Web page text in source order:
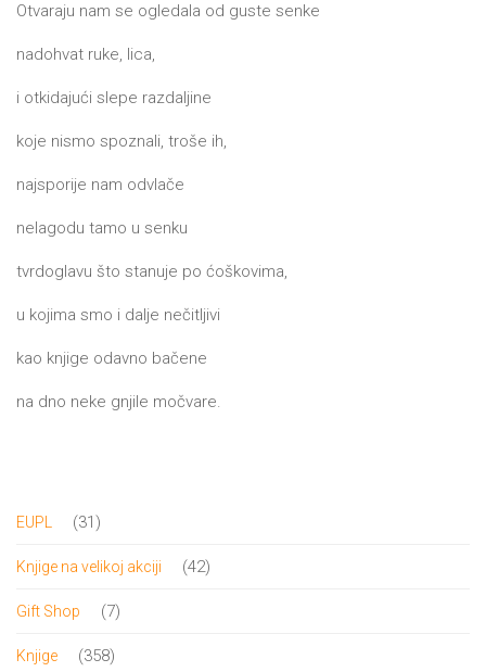
Otvaraju nam se ogledala od guste senke
nadohvat ruke, lica,
i otkidajući slepe razdaljine
koje nismo spoznali, troše ih,
najsporije nam odvlače
nelagodu tamo u senku
tvrdoglavu što stanuje po ćoškovima,
u kojima smo i dalje nečitljivi
kao knjige odavno bačene
na dno neke gnjile močvare.
EUPL 3131
Knjige na velikoj akciji 4242
Gift Shop 77
Knjige 358358